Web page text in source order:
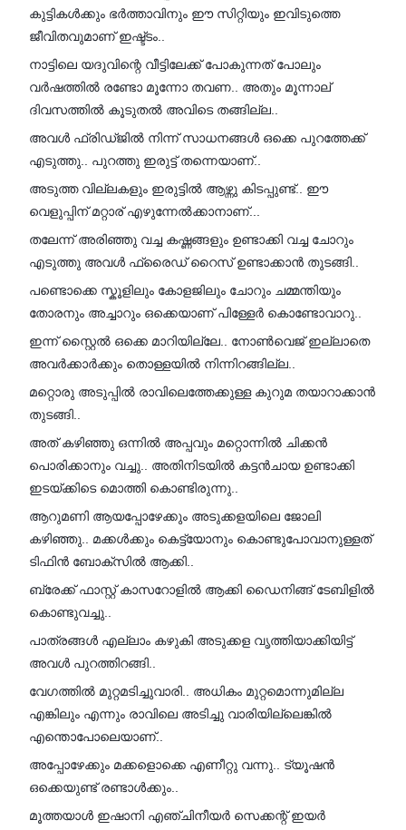
കുട്ടികൾക്കും ഭർത്താവിനും ഈ സിറ്റിയും ഇവിടുത്തെ
ജീവിതവുമാണ് ഇഷ്ട്ടം..
നാട്ടിലെ യദുവിന്റെ വീട്ടിലേക്ക് പോകുന്നത് പോലും
വർഷത്തിൽ രണ്ടോ മൂന്നോ തവണ.. അതും മൂന്നാല്
ദിവസത്തിൽ കൂടുതൽ അവിടെ തങ്ങില്ല..
അവൾ ഫ്രിഡ്ജിൽ നിന്ന് സാധനങ്ങൾ ഒക്കെ പുറത്തേക്ക്
എടുത്തു.. പുറത്തു ഇരുട്ട് തന്നെയാണ്..
അടുത്ത വില്ലകളും ഇരുട്ടിൽ ആഴ്ന്നു കിടപ്പുണ്ട്.. ഈ
വെളുപ്പിന് മറ്റാര് എഴുന്നേൽക്കാനാണ്...
തലേന്ന് അരിഞ്ഞു വച്ച കഷ്ണങ്ങളും ഉണ്ടാക്കി വച്ച ചോറും
എടുത്തു അവൾ ഫ്രൈഡ് റൈസ് ഉണ്ടാക്കാൻ തുടങ്ങി..
പണ്ടൊക്കെ സ്കൂളിലും കോളജിലും ചോറും ചമ്മന്തിയും
തോരനും അച്ചാറും ഒക്കെയാണ് പിള്ളേർ കൊണ്ടോവാറു..
ഇന്ന് സ്റ്റൈൽ ഒക്കെ മാറിയില്ലേ.. നോൺവെജ് ഇല്ലാതെ
അവർക്കാർക്കും തൊള്ളയിൽ നിന്നിറങ്ങില്ല..
മറ്റൊരു അടുപ്പിൽ രാവിലെത്തേക്കുള്ള കുറുമ തയാറാക്കാൻ
തുടങ്ങി..
അത് കഴിഞ്ഞു ഒന്നിൽ അപ്പവും മറ്റൊന്നിൽ ചിക്കൻ
പൊരിക്കാനും വച്ചു.. അതിനിടയിൽ കട്ടൻചായ ഉണ്ടാക്കി
ഇടയ്ക്കിടെ മൊത്തി കൊണ്ടിരുന്നു..
ആറുമണി ആയപ്പോഴേക്കും അടുക്കളയിലെ ജോലി
കഴിഞ്ഞു.. മക്കൾക്കും കെട്ട്യോനും കൊണ്ടുപോവാനുള്ളത്
ടിഫിൻ ബോക്സിൽ ആക്കി..
ബ്രേക്ക്‌ ഫാസ്റ്റ് കാസറോളിൽ ആക്കി ഡൈനിങ്ങ് ടേബിളിൽ
കൊണ്ടുവച്ചു..
പാത്രങ്ങൾ എല്ലാം കഴുകി അടുക്കള വൃത്തിയാക്കിയിട്ട്
അവൾ പുറത്തിറങ്ങി..
വേഗത്തിൽ മുറ്റമടിച്ചുവാരി.. അധികം മുറ്റമൊന്നുമില്ല
എങ്കിലും എന്നും രാവിലെ അടിച്ചു വാരിയില്ലെങ്കിൽ
എന്തൊപോലെയാണ്..
അപ്പോഴേക്കും മക്കളൊക്കെ എണീറ്റു വന്നു.. ട്യൂഷൻ
ഒക്കെയുണ്ട് രണ്ടാൾക്കും..
മൂത്തയാൾ ഇഷാനി എഞ്ചിനീയർ സെക്കന്റ്‌ ഇയർ